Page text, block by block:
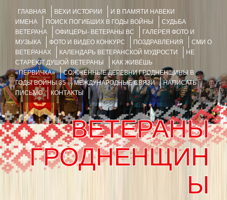
ГЛАВНАЯ ВЕХИ ИСТОРИИ
И В ПАМЯТИ НАВЕКИ
ИМЕНА
ПОИСК ПОГИБШИХ В ГОДЫ ВОЙНЫ
СУДЬБА
ВЕТЕРАНА
ОФИЦЕРЫ- ВЕТЕРАНЫ ВС
ГАЛЕРЕЯ ФОТО И
МУЗЫКА
ФОТО И ВИДЕО КОНКУРС ПОЗДРАВЛЕНИЯ
СМИ О
ВЕТЕРАНАХ
КАЛЕНДАРЬ ВЕТЕРАНСКОЙ МУДРОСТИ
НЕ
СТАРЕЮТ ДУШОЙ ВЕТЕРАНЫ
КАК ЖИВЁШЬ
«ПЕРВИЧКА»
СОЖЖЁННЫЕ ДЕРЕВНИ ГРОДНЕНЩИНЫ В
ГОДЫ ВОЙНЫ 35
МЕЖДУНАРОДНЫЕ СВЯЗИ
НАПИСАТЬ
ПИСЬМО
КОНТАКТЫ
ВЕТЕРАНЫ
ГРОДНЕНЩИН
Ы